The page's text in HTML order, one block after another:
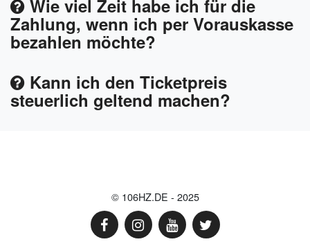
Wie viel Zeit habe ich für die
Zahlung, wenn ich per Vorauskasse
bezahlen möchte?
Kann ich den Ticketpreis
steuerlich geltend machen?
© 106HZ.DE - 2025